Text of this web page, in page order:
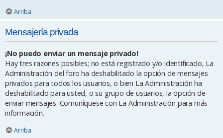
Arriba
Mensajería privada
¡No puedo enviar un mensaje privado!
Hay tres razones posibles; no está registrado y/o identificado, La
Administración del foro ha deshabilitado la opción de mensajes
privados para todos los usuarios, o bien La Administración ha
deshabilitado para usted, o su grupo de usuarios, la opción de
enviar mensajes. Comuníquese con La Administración para más
información.
Arriba